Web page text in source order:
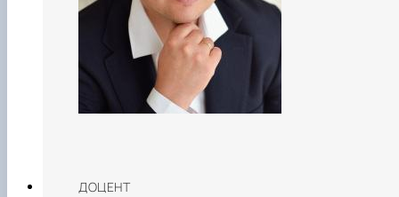
ДОЦЕНТ